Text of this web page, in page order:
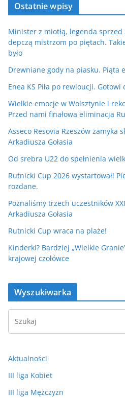
Ostatnie wpisy
Minister z miotłą, legenda
depczą mistrzom po piętach.
było
Drewniane gody na piasku. Piąta
Enea KS Piła po rewloucji.
Wielkie emocje w Wolsztynie i
Przed nami finałowa eliminacja
Asseco Resovia Rzeszów zamyka
Arkadiusza Gołasia
Od srebra U22 do spełnienia
Rutnicki Cup 2026 wystartował!
rozdane.
Poznaliśmy trzech uczestników
Arkadiusza Gołasia
Rutnicki Cup wraca na plaże!
Kinderki? Bardziej „Wielkie
krajowej czołówce
Wyszukiwarka
Aktualności
III liga Kobiet
III liga Mężczyzn